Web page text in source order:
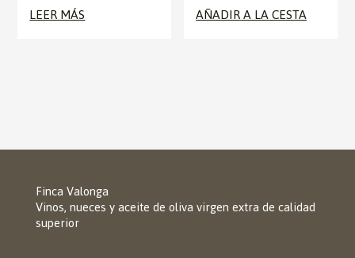
LEER MÁS AÑADIR A LA CESTA
Finca Valonga
Vinos, nueces y aceite de oliva virgen extra de calidad
superior